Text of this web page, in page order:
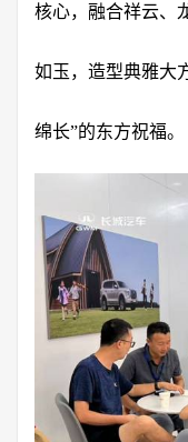
核心，融合祥云、
如玉，造型典雅大
绵长”的东方祝福。